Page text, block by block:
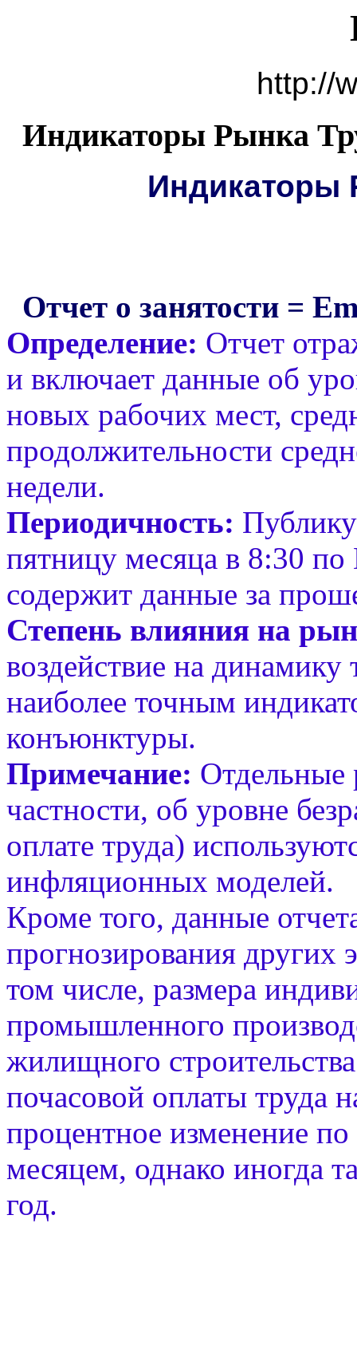
http://
Индикаторы Рынка
Отчет о занятости =
Определение: Отчет
и включает данные об
новых рабочих мест,
продолжительности
недели.
Периодичность:
пятницу месяца в 8:30 по
содержит данные за
Степень влияния на
воздействие на динамику
наиболее точным
конъюнктуры.
Примечание: Отдельные
частности, об уровне
оплате труда)
инфляционных моделей.
Кроме того, данные
прогнозирования других
том числе, размера
промышленного
жилищного
почасовой оплаты труда
процентное изменение
месяцем, однако иногда
год.